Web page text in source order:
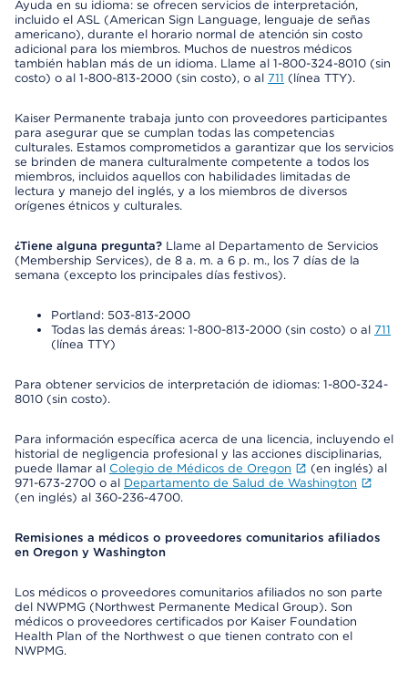
Ayuda en su idioma: se ofrecen servicios de interpretación,
incluido el ASL (American Sign Language, lenguaje de señas
americano), durante el horario normal de atención sin costo
adicional para los miembros. Muchos de nuestros médicos
también hablan más de un idioma. Llame al 1-800-324-8010 (sin
costo) o al 1-800-813-2000 (sin costo), o al 711 (línea TTY).
Kaiser Permanente trabaja junto con proveedores participantes
para asegurar que se cumplan todas las competencias
culturales. Estamos comprometidos a garantizar que los servicios
se brinden de manera culturalmente competente a todos los
miembros, incluidos aquellos con habilidades limitadas de
lectura y manejo del inglés, y a los miembros de diversos
orígenes étnicos y culturales.
¿Tiene alguna pregunta? Llame al Departamento de Servicios
(Membership Services), de 8 a. m. a 6 p. m., los 7 días de la
semana (excepto los principales días festivos).
Portland: 503-813-2000
Todas las demás áreas: 1-800-813-2000 (sin costo) o al 711
(línea TTY)
Para obtener servicios de interpretación de idiomas: 1-800-324-
8010 (sin costo).
Para información específica acerca de una licencia, incluyendo el
historial de negligencia profesional y las acciones disciplinarias,
puede llamar al Colegio de Médicos de Oregon
(en inglés) al
971-673-2700 o al Departamento de Salud de Washington
(en inglés) al 360-236-4700.
Remisiones a médicos o proveedores comunitarios afiliados
en Oregon y Washington
Los médicos o proveedores comunitarios afiliados no son parte
del NWPMG (Northwest Permanente Medical Group). Son
médicos o proveedores certificados por Kaiser Foundation
Health Plan of the Northwest o que tienen contrato con el
NWPMG.